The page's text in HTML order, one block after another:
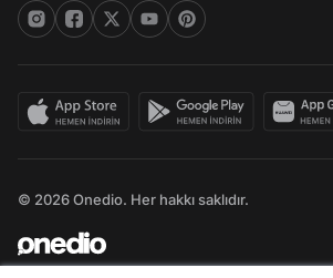
© 2026 Onedio. Her hakkı saklıdır.